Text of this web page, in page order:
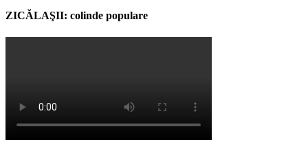
ZICĂLAŞII: colinde populare